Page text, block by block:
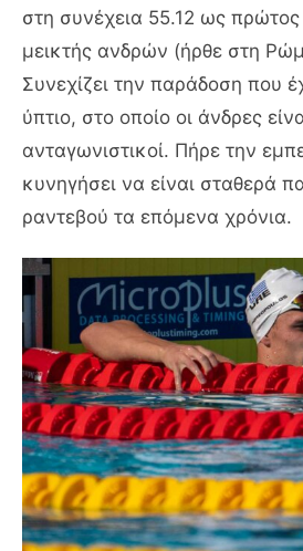
στη συνέχεια 55.12 ως
μεικτής ανδρών (ήρθε στη
Συνεχίζει την παράδοση που
ύπτιο, στο οποίο οι άνδρες
ανταγωνιστικοί. Πήρε την
κυνηγήσει να είναι σταθερά
ραντεβού τα επόμενα χρόνια.